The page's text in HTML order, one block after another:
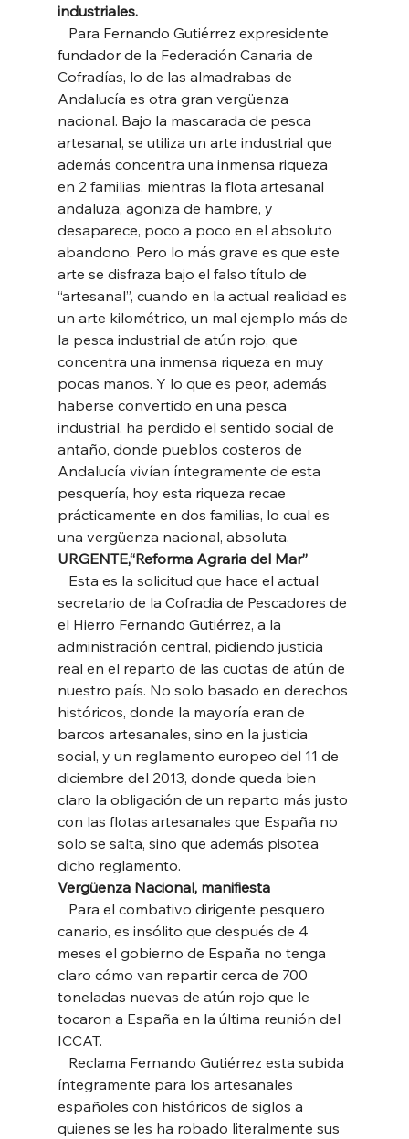
industriales.
fundador de la Federación Canaria de
Cofradías, lo de las almadrabas de
Andalucía es otra gran vergüenza
nacional. Bajo la mascarada de pesca
artesanal, se utiliza un arte industrial que
además concentra una inmensa riqueza
en 2 familias, mientras la flota artesanal
andaluza, agoniza de hambre, y
desaparece, poco a poco en el absoluto
abandono. Pero lo más grave es que este
arte se disfraza bajo el falso título de
“artesanal”, cuando en la actual realidad es
un arte kilométrico, un mal ejemplo más de
la pesca industrial de atún rojo, que
concentra una inmensa riqueza en muy
pocas manos. Y lo que es peor, además
haberse convertido en una pesca
industrial, ha perdido el sentido social de
antaño, donde pueblos costeros de
Andalucía vivían íntegramente de esta
pesquería, hoy esta riqueza recae
prácticamente en dos familias, lo cual es
una vergüenza nacional, absoluta.
URGENTE,“Reforma Agraria del Mar”
secretario de la Cofradia de Pescadores de
el Hierro Fernando Gutiérrez, a la
administración central, pidiendo justicia
real en el reparto de las cuotas de atún de
nuestro país. No solo basado en derechos
históricos, donde la mayoría eran de
barcos artesanales, sino en la justicia
social, y un reglamento europeo del 11 de
diciembre del 2013, donde queda bien
claro la obligación de un reparto más justo
con las flotas artesanales que España no
solo se salta, sino que además pisotea
dicho reglamento.
Vergüenza Nacional, manifiesta
canario, es insólito que después de 4
meses el gobierno de España no tenga
claro cómo van repartir cerca de 700
toneladas nuevas de atún rojo que le
tocaron a España en la última reunión del
ICCAT.
íntegramente para los artesanales
españoles con históricos de siglos a
quienes se les ha robado literalmente sus